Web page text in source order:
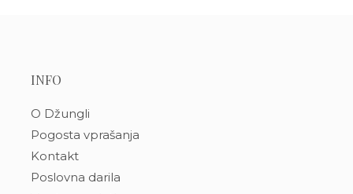
INFO
O Džungli
Pogosta vprašanja
Kontakt
Poslovna darila